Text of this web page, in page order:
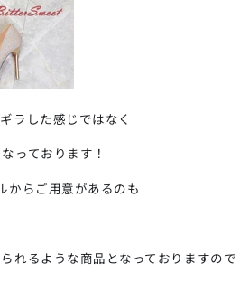
ラした感じではなく
っております！
からご用意があるのも
れるような商品となっておりますので